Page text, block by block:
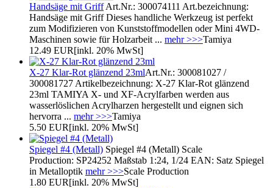
Handsäge mit GriffArt.Nr.: 300074111 Art.bezeichnung:
Handsäge mit Griff Dieses handliche Werkzeug ist perfekt
zum Modifizieren von Kunststoffmodellen oder Mini 4WD-
Maschinen sowie für Holzarbeit ... mehr >>>Tamiya
12.49 EUR[inkl. 20% MwSt]
X-27 Klar-Rot glänzend 23mlArt.Nr.: 300081027 /
300081727 Artikelbezeichnung: X-27 Klar-Rot glänzend
23ml TAMIYA X- und XF-Acrylfarben werden aus
wasserlöslichen Acrylharzen hergestellt und eignen sich
hervorra ... mehr >>>Tamiya
5.50 EUR[inkl. 20% MwSt]
Spiegel #4 (Metall) Spiegel #4 (Metall) Scale
Production: SP24252 Maßstab 1:24, 1/24 EAN: Satz Spiegel
in Metalloptik mehr >>>Scale Production
1.80 EUR[inkl. 20% MwSt]